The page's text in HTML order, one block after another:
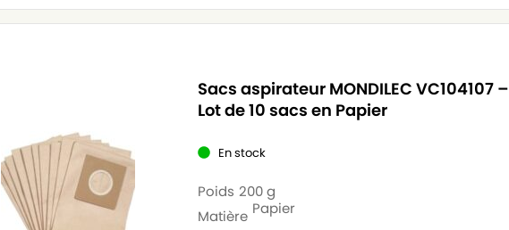
Sacs aspirateur MONDILEC VC104107 –
Lot de 10 sacs en Papier
En stock
Poids 200 g
Matière Papier